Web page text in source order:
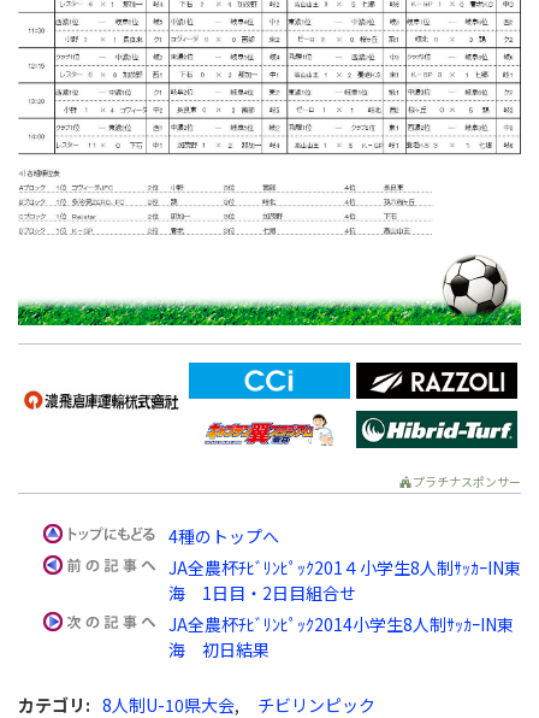
プラチナスポンサー
4種のトップへ
JA全農杯ﾁﾋﾞﾘﾝﾋﾟｯｸ201４小学生8人制ｻｯｶｰIN東
海 1日目・2日目組合せ
JA全農杯ﾁﾋﾞﾘﾝﾋﾟｯｸ2014小学生8人制ｻｯｶｰIN東
海 初日結果
カテゴリ : 8人制U-10県大会, チビリンピック